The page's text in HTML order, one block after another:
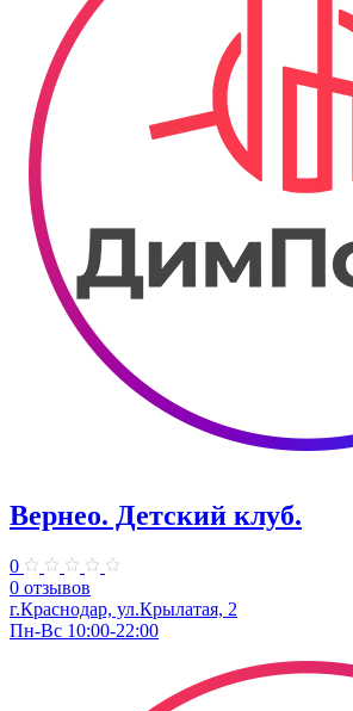
Вернео. Детский клуб.
0
0 отзывов
г.Краснодар, ул.Крылатая, 2
Пн-Вс 10:00-22:00